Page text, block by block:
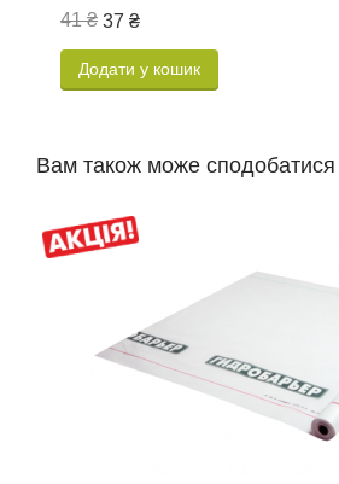
41 ₴ 37 ₴
Додати у кошик
Вам також може сподобатися